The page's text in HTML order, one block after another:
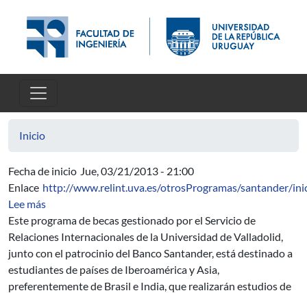
Inicio
Fecha de inicio Jue, 03/21/2013 - 21:00
Enlace http://www.relint.uva.es/otrosProgramas/santander/
Lee mássobre Programa de Becas Iberoamérica + Asia Banco
Este programa de becas gestionado por el Servicio de
Relaciones Internacionales de la Universidad de Valladolid,
junto con el patrocinio del Banco Santander, está destinado a
estudiantes de países de Iberoamérica y Asia,
preferentemente de Brasil e India, que realizarán estudios de